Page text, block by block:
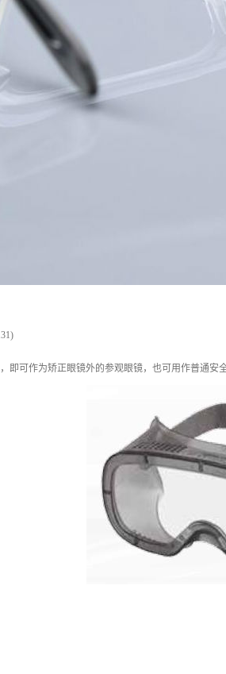
即可作为矫正眼镜外的参观眼镜，也可用作普通安